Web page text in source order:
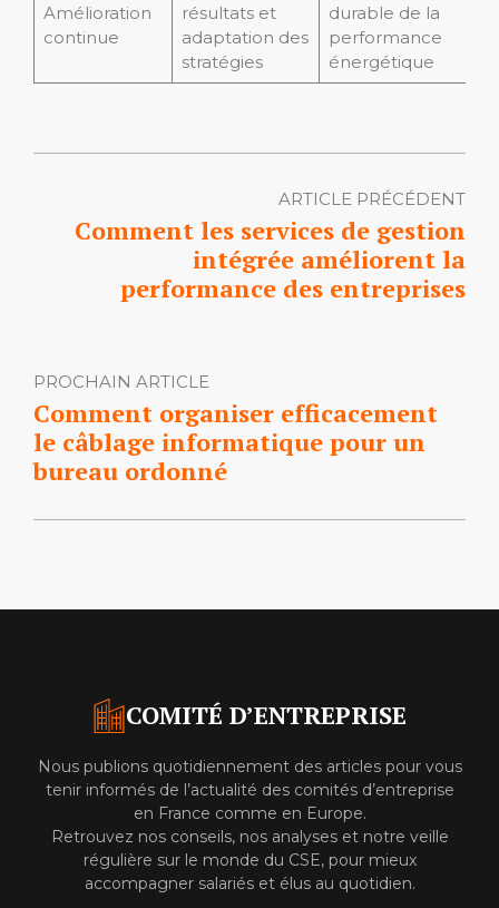
Amélioration
continue
résultats et
adaptation des
stratégies
durable de la
performance
énergétique
ARTICLE PRÉCÉDENT
Comment les services de gestion
intégrée améliorent la
performance des entreprises
PROCHAIN ARTICLE
Comment organiser efficacement
le câblage informatique pour un
bureau ordonné
COMITÉ D’ENTREPRISE
Nous publions quotidiennement des articles pour vous
tenir informés de l’actualité des comités d’entreprise
en France comme en Europe.
Retrouvez nos conseils, nos analyses et notre veille
régulière sur le monde du CSE, pour mieux
accompagner salariés et élus au quotidien.